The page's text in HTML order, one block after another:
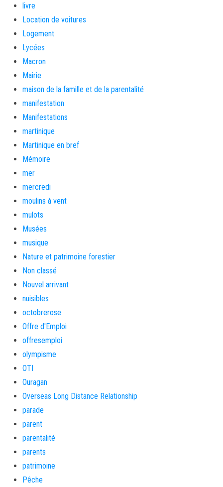
livre
Location de voitures
Logement
Lycées
Macron
Mairie
maison de la famille et de la parentalité
manifestation
Manifestations
martinique
Martinique en bref
Mémoire
mer
mercredi
moulins à vent
mulots
Musées
musique
Nature et patrimoine forestier
Non classé
Nouvel arrivant
nuisibles
octobrerose
Offre d'Emploi
offresemploi
olympisme
OTI
Ouragan
Overseas Long Distance Relationship
parade
parent
parentalité
parents
patrimoine
Pêche